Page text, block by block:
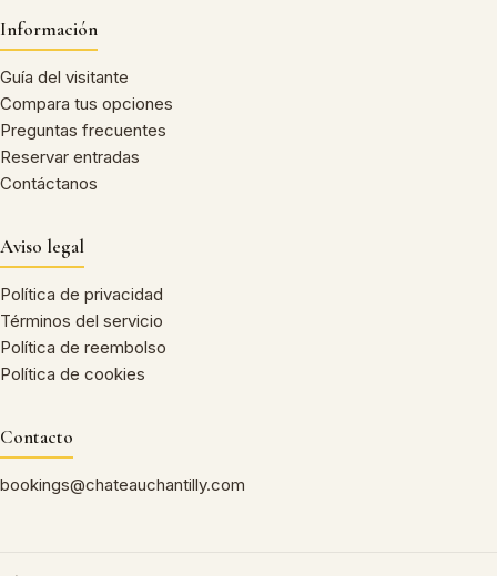
Información
Guía del visitante
Compara tus opciones
Preguntas frecuentes
Reservar entradas
Contáctanos
Aviso legal
Política de privacidad
Términos del servicio
Política de reembolso
Política de cookies
Contacto
bookings@chateauchantilly.com